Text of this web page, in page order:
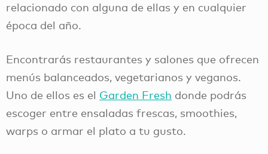
relacionado con alguna de ellas y en cualquier
época del año.
Encontrarás restaurantes y salones que ofrecen
menús balanceados, vegetarianos y veganos.
Uno de ellos es el Garden Fresh donde podrás
escoger entre ensaladas frescas, smoothies,
warps o armar el plato a tu gusto.